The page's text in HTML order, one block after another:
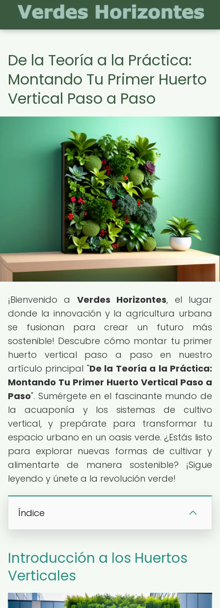
De la Teoría a la Práctica:
Montando Tu Primer Huerto
Vertical Paso a Paso
¡Bienvenido a Verdes Horizontes, el lugar
donde la innovación y la agricultura urbana
se fusionan para crear un futuro más
sostenible! Descubre cómo montar tu primer
huerto vertical paso a paso en nuestro
artículo principal "De la Teoría a la Práctica:
Montando Tu Primer Huerto Vertical Paso a
Paso". Sumérgete en el fascinante mundo de
la acuaponía y los sistemas de cultivo
vertical, y prepárate para transformar tu
espacio urbano en un oasis verde. ¿Estás listo
para explorar nuevas formas de cultivar y
alimentarte de manera sostenible? ¡Sigue
leyendo y únete a la revolución verde!
Índice
Introducción a los Huertos
Verticales